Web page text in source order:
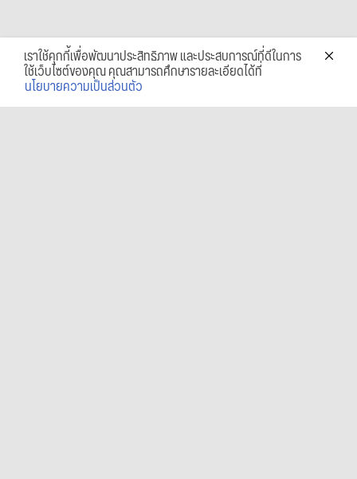
เราใช้คุกกี้เพื่อพัฒนาประสิทธิภาพ และประสบการณ์ที่ดีในการ
ใช้เว็บไซต์ของคุณ คุณสามารถศึกษารายละเอียดได้ที่
นโยบายความเป็นส่วนตัว